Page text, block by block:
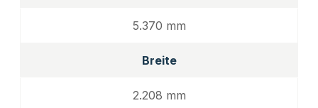
5.370 mm
Breite
2.208 mm